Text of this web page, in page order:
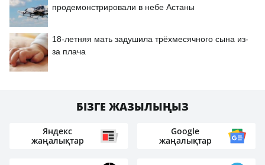
продемонстрировали в небе Астаны
18-летняя мать задушила трёхмесячного сына из-
за плача
БІЗГЕ ЖАЗЫЛЫҢЫЗ
Яндекс
жаңалықтар
Google
жаңалықтар